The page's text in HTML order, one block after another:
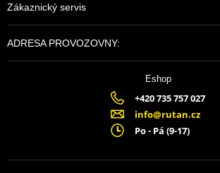
Zákaznický servis
ADRESA PROVOZOVNY:
Eshop
+420 735 757 027
info@rutan.cz
Po - Pá (9-17)